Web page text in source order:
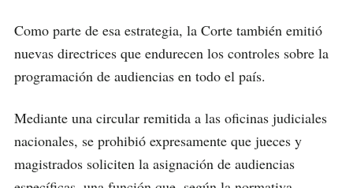
Como parte de esa estrategia, la Corte también emitió
nuevas directrices que endurecen los controles sobre la
programación de audiencias en todo el país.
Mediante una circular remitida a las oficinas judiciales
nacionales, se prohibió expresamente que jueces y
magistrados soliciten la asignación de audiencias